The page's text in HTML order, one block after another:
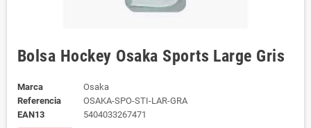
Bolsa Hockey Osaka Sports Large Gris
Marca
Osaka
Referencia
OSAKA-SPO-STI-LAR-GRA
EAN13
5404033267471